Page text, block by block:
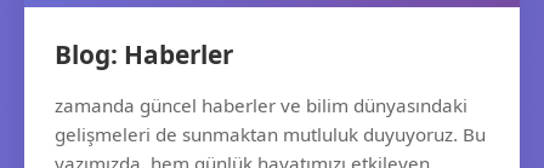
Blog: Haberler
zamanda güncel haberler ve bilim dünyasındaki
gelişmeleri de sunmaktan mutluluk duyuyoruz. Bu
yazımızda, hem günlük hayatımızı etkileyen